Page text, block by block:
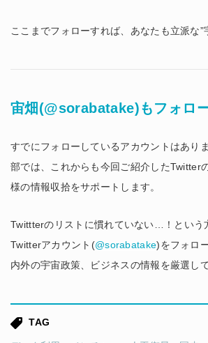
ここまでフォローすれば、あなたも立派な”
宙畑(@sorabatake)もフォロー
すでにフォローしているアカウントはあり
部では、これからも今回ご紹介したTwitter
様の情報収拾をサポートします。
Twittterのリストに慣れていない…！という
Twitterアカウント(@sorabatake)をフォロ
内外の宇宙政策、ビジネスの情報を厳選し
TAG